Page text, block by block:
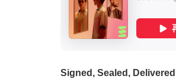
Signed, Sealed,